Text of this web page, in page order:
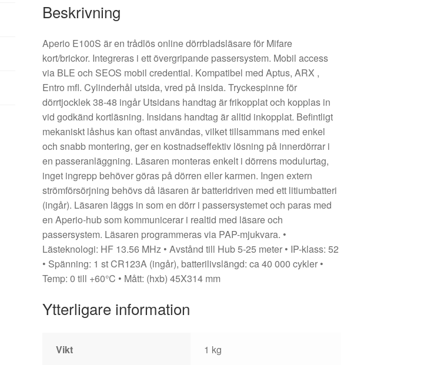
Beskrivning
Aperio E100S är en trådlös online dörrbladsläsare för Mifare
kort/brickor. Integreras i ett övergripande passersystem. Mobil access
via BLE och SEOS mobil credential. Kompatibel med Aptus, ARX ,
Entro mfl. Cylinderhål utsida, vred på insida. Tryckespinne för
dörrtjocklek 38-48 ingår Utsidans handtag är frikopplat och kopplas in
vid godkänd kortläsning. Insidans handtag är alltid inkopplat. Befintligt
mekaniskt låshus kan oftast användas, vilket tillsammans med enkel
och snabb montering, ger en kostnadseffektiv lösning på innerdörrar i
en passeranläggning. Läsaren monteras enkelt i dörrens modulurtag,
inget ingrepp behöver göras på dörren eller karmen. Ingen extern
strömförsörjning behövs då läsaren är batteridriven med ett litiumbatteri
(ingår). Läsaren läggs in som en dörr i passersystemet och paras med
en Aperio-hub som kommunicerar i realtid med läsare och
passersystem. Läsaren programmeras via PAP-mjukvara. •
Lästeknologi: HF 13.56 MHz • Avstånd till Hub 5-25 meter • IP-klass: 52
• Spänning: 1 st CR123A (ingår), batterilivslängd: ca 40 000 cykler •
Temp: 0 till +60°C • Mått: (hxb) 45X314 mm
Ytterligare information
Vikt 1 kg